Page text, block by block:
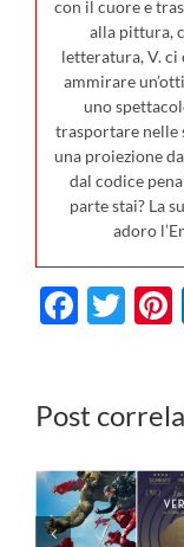
con il cuore e
alla pittura,
letteratura, V. ci
ammirare
uno
trasportare nelle
una proiezione
dal codice
parte stai? La
adoro
Post
cinema il 23
luglio: da
Terapia di